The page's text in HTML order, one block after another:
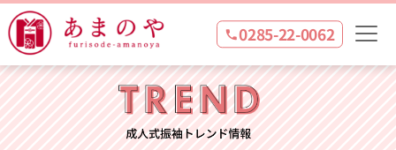
0285-22-0062